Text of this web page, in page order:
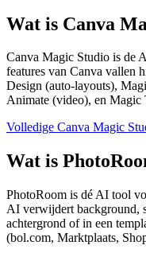
Wat is Canva
Canva Magic Studio is de
features van Canva vallen
Design (auto-layouts),
Animate (video), en Magic
Volledige Canva Magic
Wat is
PhotoRoom is dé AI tool
AI verwijdert background,
achtergrond of in een
(bol.com, Marktplaats,